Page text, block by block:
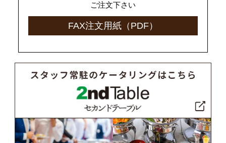
ご注文下さい
FAX注文用紙（PDF）